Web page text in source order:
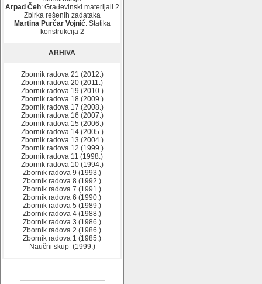
Arpad Čeh: Građevinski materijali 2
Zbirka rešenih zadataka
Martina Purčar Vojnić: Statika
konstrukcija 2
ARHIVA
Zbornik radova 21 (2012.)
Zbornik radova 20 (2011.)
Zbornik radova 19 (2010.)
Zbornik radova 18 (2009.)
Zbornik radova 17 (2008.)
Zbornik radova 16 (2007.)
Zbornik radova 15 (2006.)
Zbornik radova 14 (2005.)
Zbornik radova 13 (2004.)
Zbornik radova 12 (1999.)
Zbornik radova 11 (1998.)
Zbornik radova 10 (1994.)
Zbornik radova 9 (1993.)
Zbornik radova 8 (1992.)
Zbornik radova 7 (1991.)
Zbornik radova 6 (1990.)
Zbornik radova 5 (1989.)
Zbornik radova 4 (1988.)
Zbornik radova 3 (1986.)
Zbornik radova 2 (1986.)
Zbornik radova 1 (1985.)
Naučni skup (1999.)